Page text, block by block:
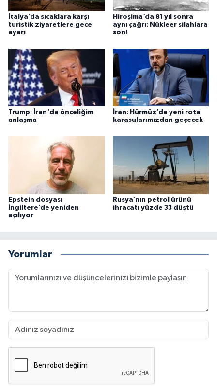
İtalya’da sıcaklara karşı
turistik ziyaretlere gece
ayarı
Hiroşima’da 81 yıl sonra
aynı çağrı: Nükleer silahlara
son!
Trump: İran'da önceliğim
anlaşma
İran: Hürmüz’de yeni rota
karasularımızdan geçecek
Epstein dosyası
İngiltere’de yeniden
açılıyor
Rusya’nın petrol ürünü
ihracatı yüzde 33 düştü
Yorumlar